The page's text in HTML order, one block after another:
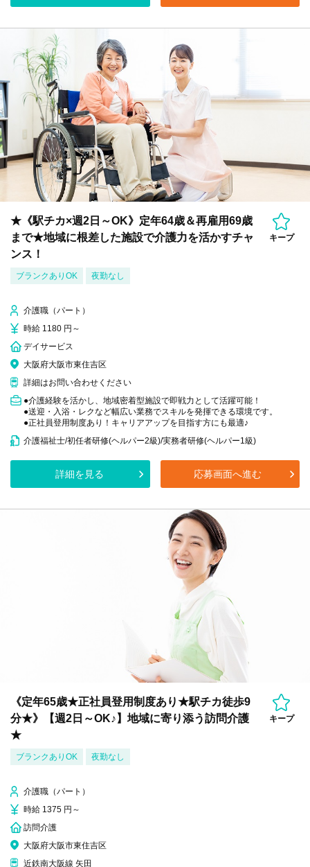
★《駅チカ×週2日～OK》定年64歳＆再雇用69歳
まで★地域に根差した施設で介護力を活かすチャ
ンス！
キープ
ブランクありOK 夜勤なし
介護職（パート）
時給 1180 円～
デイサービス
大阪府大阪市東住吉区
詳細はお問い合わせください
●介護経験を活かし、地域密着型施設で即戦力として活躍可能！
●送迎・入浴・レクなど幅広い業務でスキルを発揮できる環境です。
●正社員登用制度あり！キャリアアップを目指す方にも最適♪
介護福祉士/初任者研修(ヘルパー2級)/実務者研修(ヘルパー1級)
詳細を見る 応募画面へ進む
《定年65歳★正社員登用制度あり★駅チカ徒歩9
分★》【週2日～OK♪】地域に寄り添う訪問介護
★
キープ
ブランクありOK 夜勤なし
介護職（パート）
時給 1375 円～
訪問介護
大阪府大阪市東住吉区
近鉄南大阪線 矢田